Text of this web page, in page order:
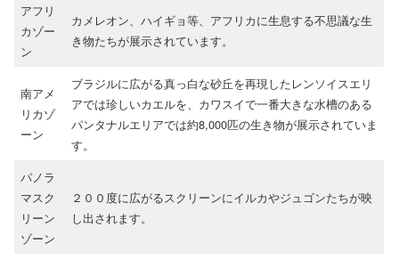
アフリ
カゾー
ン
カメレオン、ハイギョ等、アフリカに生息する不思議な生
き物たちが展示されています。
南アメ
リカゾ
ーン
ブラジルに広がる真っ白な砂丘を再現したレンソイスエリ
アでは珍しいカエルを、カワスイで一番大きな水槽のある
パンタナルエリアでは約8,000匹の生き物が展示されていま
す。
パノラ
マスク
リーン
ゾーン
２００度に広がるスクリーンにイルカやジュゴンたちが映
し出されます。